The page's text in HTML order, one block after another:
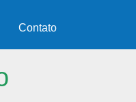
Contato